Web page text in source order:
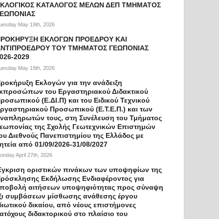
ΚΑΤΑΛΟΓΟΣ ΜΕΛΩΝ ΔΕΠ ΤΜΗΜΑΤΟΣ
May 19th, 2026
ΕΚΛΟΓΩΝ ΠΡΟΕΔΡΟΥ ΚΑΙ
ΤΟΥ ΤΜΗΜΑΤΟΣ ΓΕΩΠΟΝΙΑΣ
2029
May 19th, 2026
Εκλογών για την ανάδειξη
του Εργαστηριακού Διδακτικού
(Ε.ΔΙ.Π) και του Ειδικού Τεχνικού
Προσωπικού (Ε.Τ.Ε.Π.) και των
τους, στη Συνέλευση του Τμήματος
της Σχολής Γεωτεχνικών Επιστημών
Διεθνούς Πανεπιστημίου της Ελλάδος με
από 01/09/2026-31/08/2027
April 27th, 2026
οριστικών πινάκων των υποψηφίων της
Εκδήλωσης Ενδιαφέροντος για
αιτήσεων υποψηφιότητας προς σύναψη
συμβάσεων μίσθωσης ανάθεσης έργου
δικαίου, από νέους επιστήμονες
διδακτορικού στο πλαίσιο του